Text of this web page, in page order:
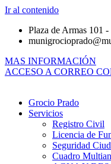
Ir al contenido
Plaza de Armas 101
MAS INFORMACIÓN
ACCESO A CORREO
Grocio Prado
Servicios
Registro Civil
Licencia de
Seguridad
Cuadro